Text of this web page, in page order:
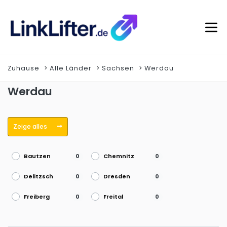
Zuhause Alle Länder Sachsen Werdau
Werdau
Zeige alles
Bautzen 0 Chemnitz 0
Delitzsch 0 Dresden 0
Freiberg 0 Freital 0